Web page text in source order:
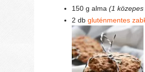
150 g alma(1 közepes
2 dbgluténmentes